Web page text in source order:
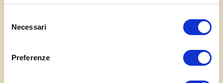
delNecessari
Preferenze
Piatti